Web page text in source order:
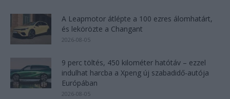
A Leapmotor átlépte a 100 ezres álomhatárt,
és lekörözte a Changant
2026-08-05
9 perc töltés, 450 kilométer hatótáv – ezzel
indulhat harcba a Xpeng új szabadidő-autója
Európában
2026-08-05